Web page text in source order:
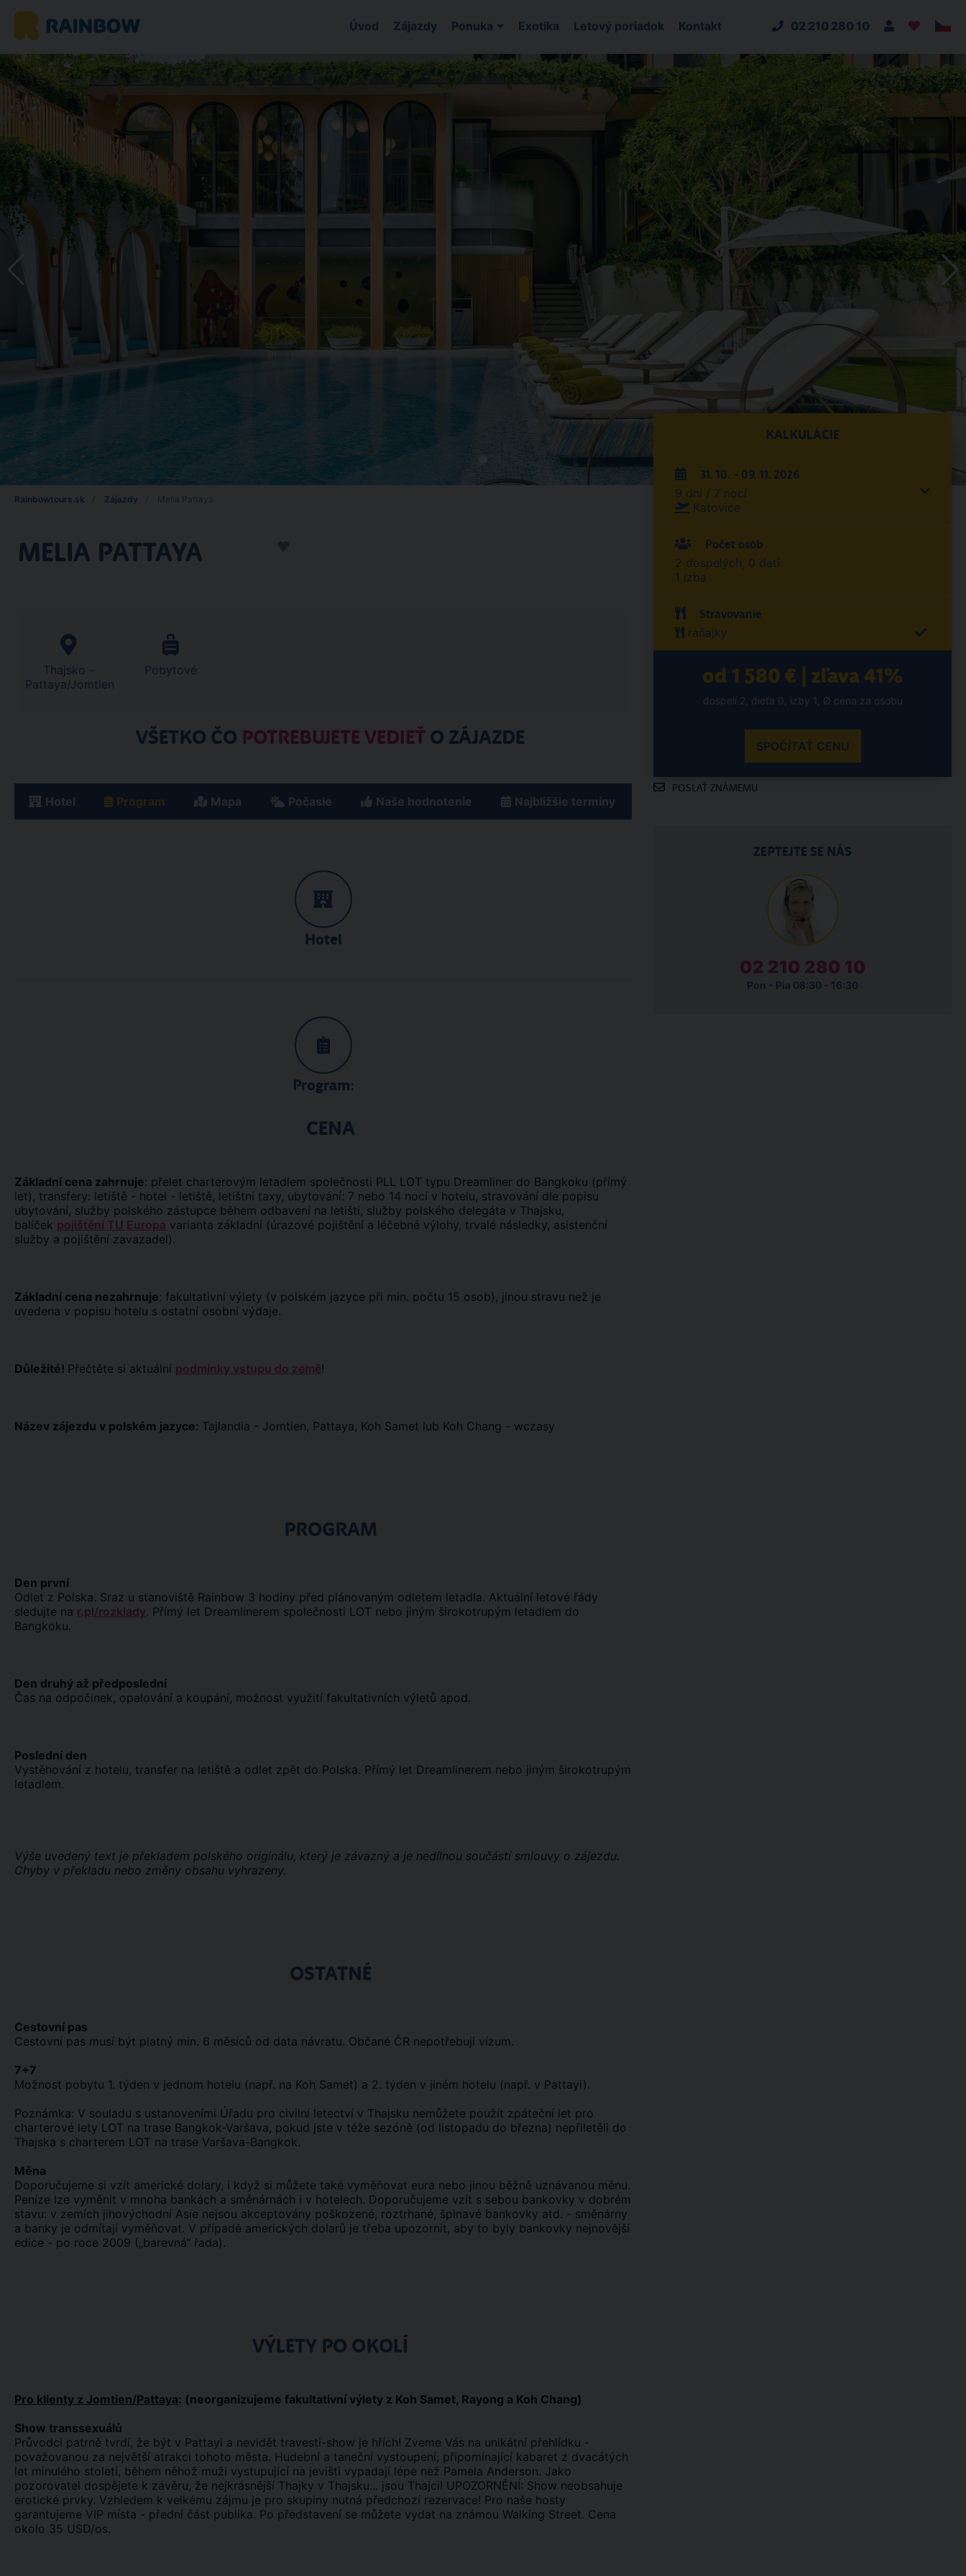
Úvod Zájazdy Ponuka Exotika Letový poriadok Kontakt 02 210 280 10
Rainbowtours.sk Zájazdy
MELIA PATTAYA
Thajsko -
Pattaya/Jomtien
Pobytové
VŠETKO ČO POTREBUJETE VEDIEŤ O ZÁJAZDE
Hotel Program Mapa Počasie Naše hodnotenie Najbližšie termíny
Hotel
Program:
CENA
Základní cena zahrnuje: přelet charterovým letadlem společnosti PLL LOT typu Dreamliner do Bangkoku (přímý
let), transfery: letiště - hotel - letiště, letištní taxy, ubytování: 7 nebo 14 nocí v hotelu, stravování dle popisu
ubytování, služby polského zástupce během odbavení na letišti, služby polského delegáta v Thajsku,
balíček pojištění TU Europa varianta základní (úrazové pojištění a léčebné výlohy, trvalé následky, asistenční
služby a pojištění zavazadel).
Základní cena nezahrnuje: fakultativní výlety (v polském jazyce při min. počtu 15 osob), jinou stravu než je
uvedena v popisu hotelu s ostatní osobní výdaje.
Důležité! Přečtěte si aktuální podmínky vstupu do země!
Název zájezdu v polském jazyce: Tajlandia - Jomtien, Pattaya, Koh Samet lub Koh Chang - wczasy
PROGRAM
Den první
Odlet z Polska. Sraz u stanoviště Rainbow 3 hodiny před plánovaným odletem letadla. Aktuální letové řády
sledujte na r.pl/rozklady. Přímý let Dreamlinerem společnosti LOT nebo jiným širokotrupým letadlem do
Bangkoku.
Den druhý až předposlední
Čas na odpočinek, opalování a koupání, možnost využití fakultativních výletů apod.
Poslední den
Vystěhování z hotelu, transfer na letiště a odlet zpět do Polska. Přímý let Dreamlinerem nebo jiným širokotrupým
letadlem.
Výše uvedený text je překladem polského originálu, který je závazný a je nedílnou součástí smlouvy o zájezdu.
Chyby v překladu nebo změny obsahu vyhrazeny.
OSTATNÉ
Cestovní pas
Cestovní pas musí být platný min. 6 měsíců od data návratu. Občané ČR nepotřebují vízum.
7+7
Možnost pobytu 1. týden v jednom hotelu (např. na Koh Samet) a 2. týden v jiném hotelu (např. v Pattayi).
Poznámka: V souladu s ustanoveními Úřadu pro civilní letectví v Thajsku nemůžete použít zpáteční let pro
charterové lety LOT na trase Bangkok-Varšava, pokud jste v téže sezóně (od listopadu do března) nepřiletěli do
Thajska s charterem LOT na trase Varšava-Bangkok.
Měna
Doporučujeme si vzít americké dolary, i když si můžete také vyměňovat eura nebo jinou běžně uznávanou měnu.
Peníze lze vyměnit v mnoha bankách a směnárnách i v hotelech. Doporučujeme vzít s sebou bankovky v dobrém
stavu: v zemích jihovýchodní Asie nejsou akceptovány poškozené, roztrhané, špinavé bankovky atd. - směnárny
a banky je odmítají vyměňovat. V případě amerických dolarů je třeba upozornit, aby to byly bankovky nejnovější
edice - po roce 2009 („barevná“ řada).
VÝLETY PO OKOLÍ
Pro klienty z Jomtien/Pattaya: (neorganizujeme fakultativní výlety z Koh Samet, Rayong a Koh Chang)
Show transsexuálů
Průvodci patrně tvrdí, že být v Pattayi a nevidět travesti-show je hřích! Zveme Vás na unikátní přehlídku -
považovanou za největší atrakci tohoto města. Hudební a taneční vystoupení, připomínající kabaret z dvacátých
let minulého století, během něhož muži vystupující na jevišti vypadají lépe než Pamela Anderson. Jako
pozorovatel dospějete k závěru, že nejkrásnější Thajky v Thajsku... jsou Thajci! UPOZORNĚNÍ: Show neobsahuje
erotické prvky. Vzhledem k velkému zájmu je pro skupiny nutná předchozí rezervace! Pro naše hosty
garantujeme VIP místa - přední část publika. Po představení se můžete vydat na známou Walking Street. Cena
okolo 35 USD/os.
KALKULÁCIE
31. 10. - 09. 11. 2026
9 dní / 7 nocí
Katovice
Počet osôb
2 dospelých, 0 detí
1 izba
Stravovanie
raňajky
od 1 580 € | zľava 41%
dospelí 2, dieťa 0, izby 1, Ø cena za osobu
SPOČÍTAŤ CENU
POSLAŤ ZNÁMEMU
ZEPTEJTE SE NÁS
02 210 280 10
Pon - Pia 08:30 - 16:30